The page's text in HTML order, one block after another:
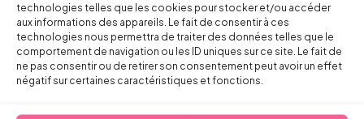
technologies telles que les cookies pour stocker et/ou accéder
aux informations des appareils. Le fait de consentir à ces
technologies nous permettra de traiter des données telles que le
comportement de navigation ou les ID uniques sur ce site. Le fait de
ne pas consentir ou de retirer son consentement peut avoir un effet
négatif sur certaines caractéristiques et fonctions.
Energie : de nouvelles règles
applicables en matière
d’installations thermiques